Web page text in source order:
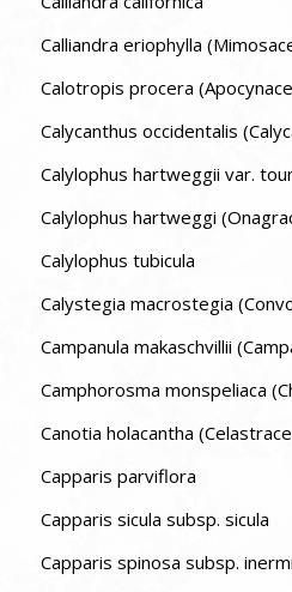
Calliandra eriophylla
Calotropis procera
Calycanthus occidentalis
Calylophus hartweggii var.
Calylophus hartweggi
Calylophus tubicula
Calystegia macrostegia
Campanula makaschvillii
Camphorosma monspeliaca
Canotia holacantha
Capparis parviflora
Capparis sicula subsp. sicula
Capparis spinosa subsp.